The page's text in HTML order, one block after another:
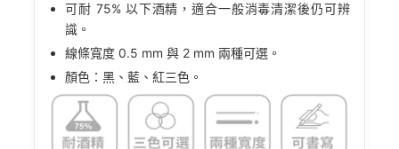
可耐 75% 以下酒精，適合一般消毒清潔後仍可辨
識。
線條寬度 0.5 mm 與 2 mm 兩種可選。
顏色：黑、藍、紅三色。